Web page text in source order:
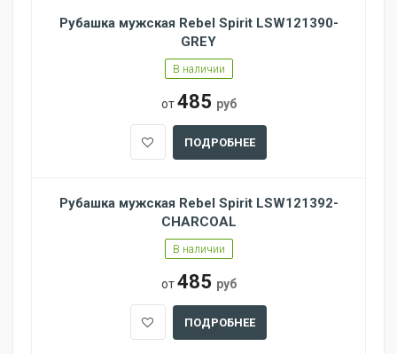
Рубашка мужская Rebel Spirit LSW121390-
GREY
В наличии
от485 руб
ПОДРОБНЕЕ
Рубашка мужская Rebel Spirit LSW121392-
CHARCOAL
В наличии
от485 руб
ПОДРОБНЕЕ